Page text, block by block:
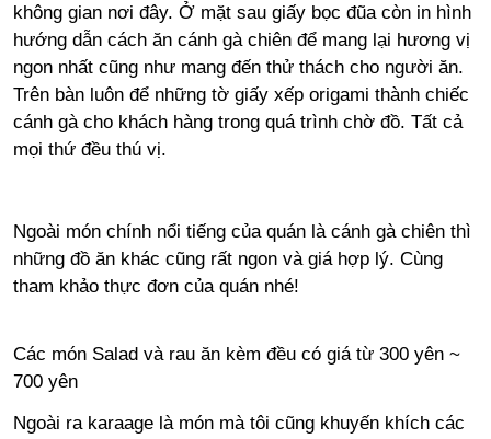
không gian nơi đây. Ở mặt sau giấy bọc đũa còn in hình
hướng dẫn cách ăn cánh gà chiên để mang lại hương vị
ngon nhất cũng như mang đến thử thách cho người ăn.
Trên bàn luôn để những tờ giấy xếp origami thành chiếc
cánh gà cho khách hàng trong quá trình chờ đồ. Tất cả
mọi thứ đều thú vị.
Ngoài món chính nổi tiếng của quán là cánh gà chiên thì
những đồ ăn khác cũng rất ngon và giá hợp lý. Cùng
tham khảo thực đơn của quán nhé!
Các món Salad và rau ăn kèm đều có giá từ 300 yên ~
700 yên
Ngoài ra karaage là món mà tôi cũng khuyến khích các